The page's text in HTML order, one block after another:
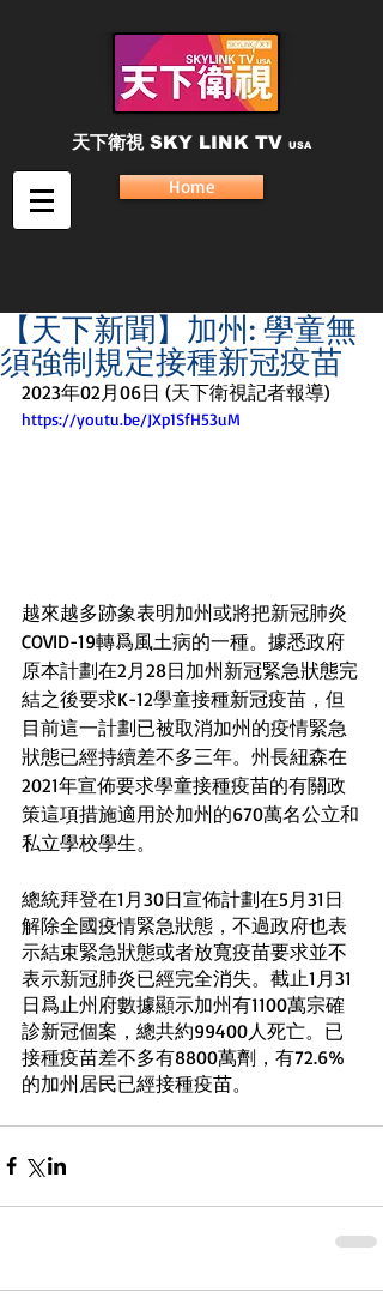
天下衛視 SKY LINK TV USA
Home
【天下新聞】加州: 學童無
須強制規定接種新冠疫苗
2023年02月06日 (天下衛視記者報導)
https://youtu.be/JXp1SfH53uM
越來越多跡象表明加州或將把新冠肺炎
COVID-19轉爲風土病的一種。據悉政府
原本計劃在2月28日加州新冠緊急狀態完
結之後要求K-12學童接種新冠疫苗，但
目前這一計劃已被取消加州的疫情緊急
狀態已經持續差不多三年。州長紐森在
2021年宣佈要求學童接種疫苗的有關政
策這項措施適用於加州的670萬名公立和
私立學校學生。
總統拜登在1月30日宣佈計劃在5月31日
解除全國疫情緊急狀態，不過政府也表
示結束緊急狀態或者放寬疫苗要求並不
表示新冠肺炎已經完全消失。截止1月31
日爲止州府數據顯示加州有1100萬宗確
診新冠個案，總共約99400人死亡。已
接種疫苗差不多有8800萬劑，有72.6%
的加州居民已經接種疫苗。